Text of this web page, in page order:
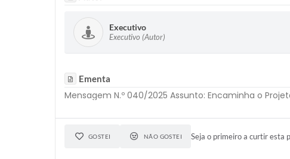
Executivo
Executivo (Autor)
Ementa
Mensagem N.º 040/2025 Assunto: Encaminha o
GOSTEI NÃO GOSTEI Seja o primeiro a curtir esta